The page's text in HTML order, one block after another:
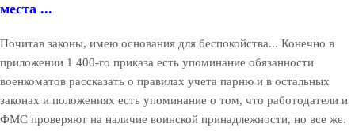
места ...
Почитав законы, имею основания для беспокойства... Конечно в
приложении 1 400-го приказа есть упоминание обязанности
военкоматов рассказать о правилах учета парню и в остальных
законах и положениях есть упоминание о том, что работодатели и
ФМС проверяют на наличие воинской принадлежности, но все же.